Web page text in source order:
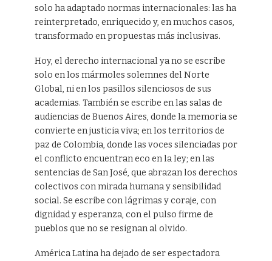
solo ha adaptado normas internacionales: las ha
reinterpretado, enriquecido y, en muchos casos,
transformado en propuestas más inclusivas.
Hoy, el derecho internacional ya no se escribe
solo en los mármoles solemnes del Norte
Global, ni en los pasillos silenciosos de sus
academias. También se escribe en las salas de
audiencias de Buenos Aires, donde la memoria se
convierte en justicia viva; en los territorios de
paz de Colombia, donde las voces silenciadas por
el conflicto encuentran eco en la ley; en las
sentencias de San José, que abrazan los derechos
colectivos con mirada humana y sensibilidad
social. Se escribe con lágrimas y coraje, con
dignidad y esperanza, con el pulso firme de
pueblos que no se resignan al olvido.
América Latina ha dejado de ser espectadora